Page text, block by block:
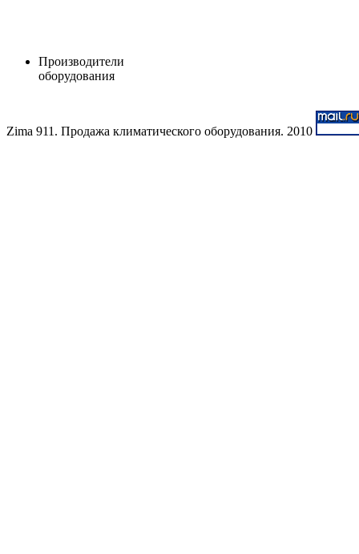
Производители
оборудования
Zima 911. Продажа климатического оборудования. 2010